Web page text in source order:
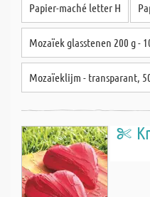
Papier-maché letter H
Mozaïek glasstenen 200 g -
Mozaïeklijm - transparant,